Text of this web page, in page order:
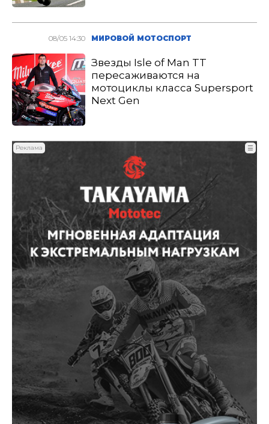
08/05 14:30 МИРОВОЙ МОТОСПОРТ
Звезды Isle of Man TT
пересаживаются на
мотоциклы класса Supersport
Next Gen
Реклама ☰